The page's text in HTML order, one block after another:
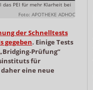
das PEI für mehr Klarheit bei
Foto: APOTHEKE ADHOC
der Schnelltests
gegeben. Einige Tests
Prüfung“
für
eine neue